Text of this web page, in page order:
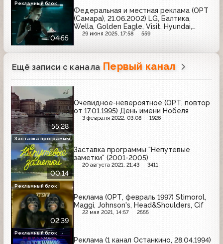
04:55
Федеральная и местная реклама (ОРТ
(Самара), 21.06.2002) LG, Балтика,
Wella, Golden Eagle, Visit, Hyundai,
Телебукмекер, Арсенальное;
29 июня 2025, 17:58 559
Рекламный блок
Ещё записи с канала Первый канал
55:28
Очевидное-невероятное (ОРТ, повтор
от 17.01.1995) День имени Нобеля
3 февраля 2022, 03:08 1926
00:14
Заставка программы "Непутевые
заметки" (2001-2005)
20 августа 2021, 21:43 3411
Заставка программы
02:39
Реклама (ОРТ, февраль 1997) Stimorol,
Maggi, Johnson's, Head&Shoulders, Cif
22 мая 2021, 14:57 2555
Рекламный блок
Реклама (1 канал Останкино, 28.04.1994)
Рекламный блок